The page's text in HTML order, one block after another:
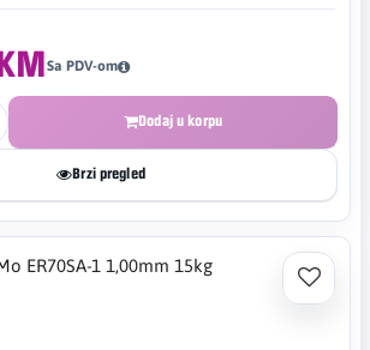
Sa PDV-om
Dodaj u korpu
Brzi pregled